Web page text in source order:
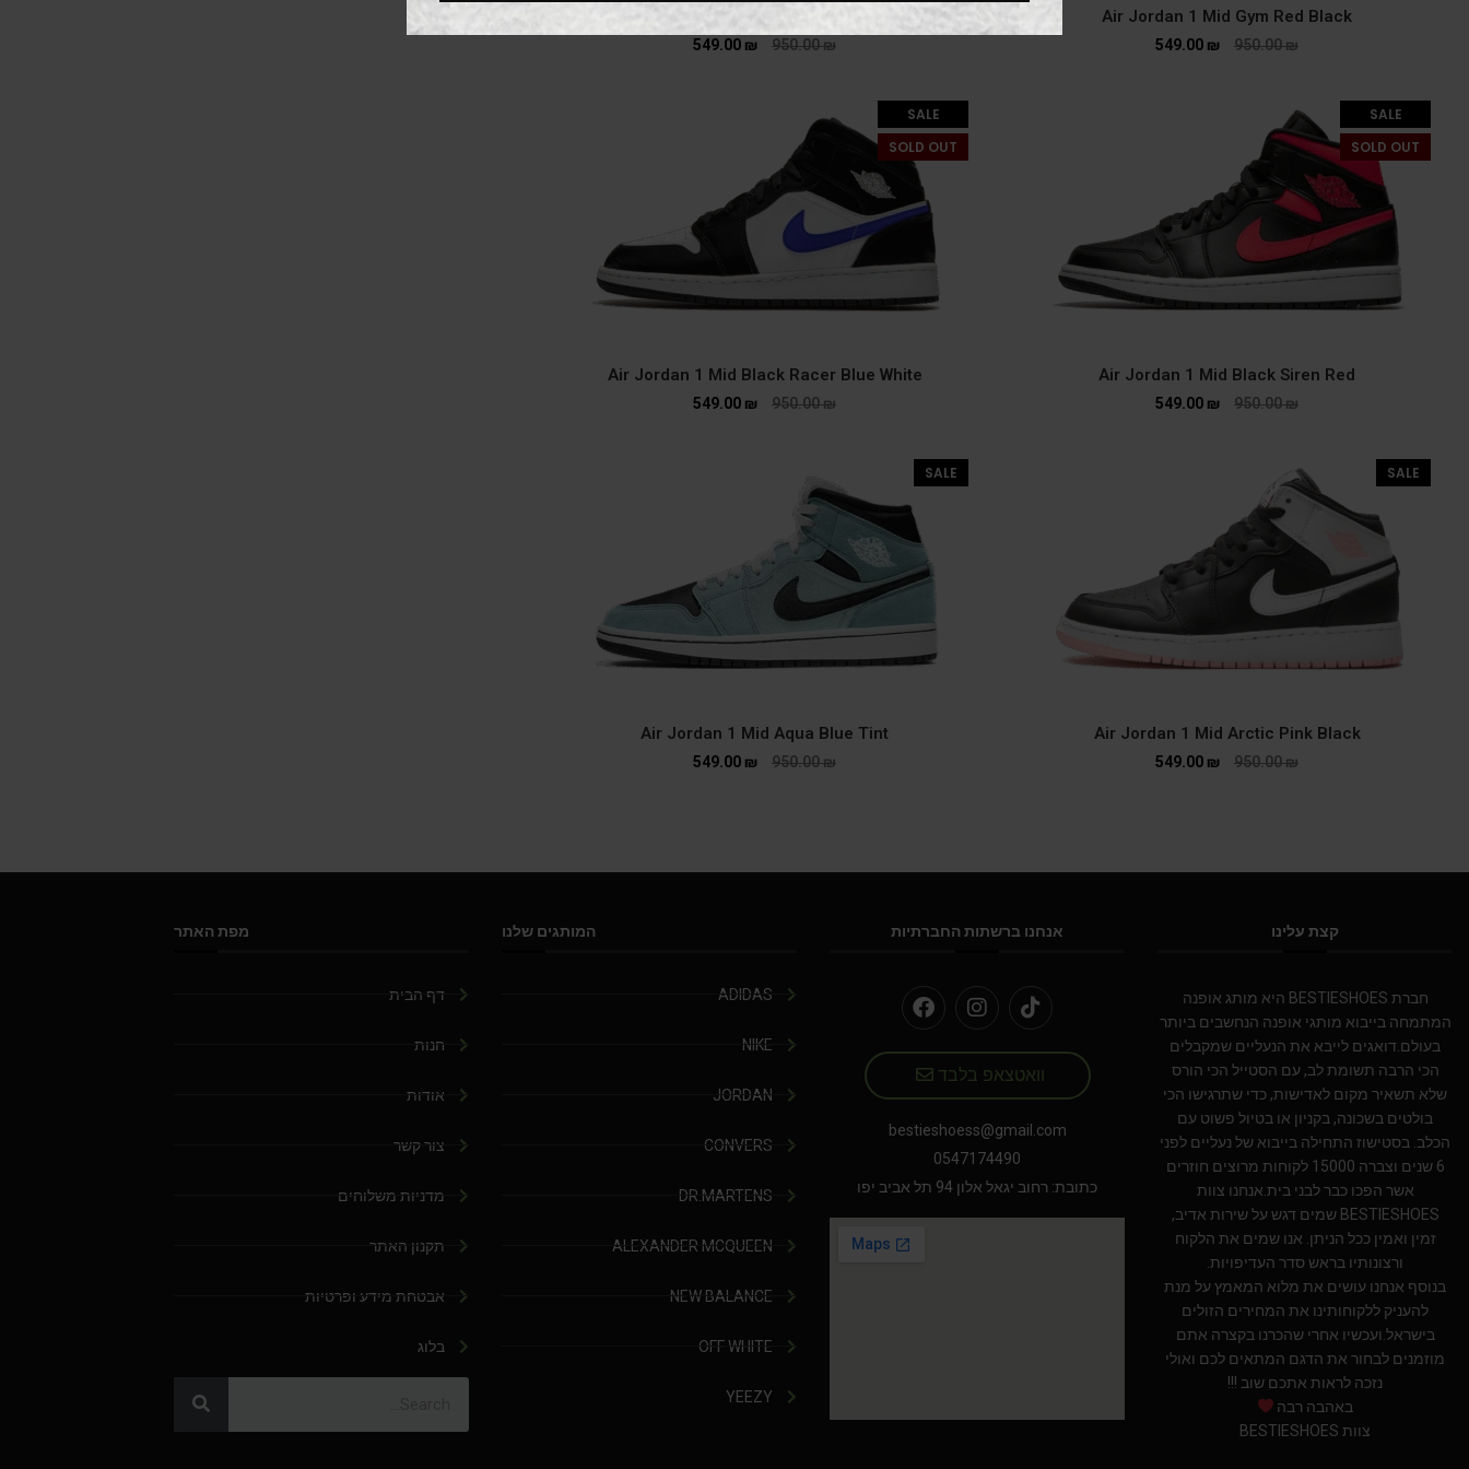
Air Jordan 1 Mid Gym Red Black
950.00₪
549.00 ₪
Air Jordan 1 Mid Champ Colors
950.00₪
549.00 ₪
SALE
SOLD OUT
Air Jordan 1 Mid Black Siren Red
950.00₪
549.00 ₪
SALE
SOLD OUT
Air Jordan 1 Mid Black Racer Blue White
950.00₪
549.00 ₪
SALE
Air Jordan 1 Mid Arctic Pink Black
950.00₪
549.00 ₪
SALE
Air Jordan 1 Mid Aqua Blue Tint
950.00₪
549.00 ₪
קצת עלינו
חברת BESTIESHOES היא מותג אופנה
המתמחה בייבוא מותגי אופנה הנחשבים ביותר
בעולם.דואגים לייבא את הנעליים שמקבלים
הכי הרבה תשומת לב, עם הסטייל הכי הורס
שלא תשאיר מקום לאדישות, כדי שתרגישו הכי
בולטים בשכונה, בקניון או בטיול פשוט עם
הכלב. בסטישוז התחילה בייבוא של נעליים לפני
6 שנים וצברה 15000 לקוחות מרוצים חוזרים
אשר הפכו כבר לבני בית.אנחנו צוות
BESTIESHOES שמים דגש על שירות אדיב,
זמין ואמין ככל הניתן. אנו שמים את הלקוח
ורצונותיו בראש סדר העדיפויות.
בנוסף אנחנו עושים את מלוא המאמץ על מנת
להעניק ללקוחותינו את המחירים הזולים
בישראל.ועכשיו אחרי שהכרנו בקצרה אתם
מוזמנים לבחור את הדגם המתאים לכם ואולי
נזכה לראות אתכם שוב !!!
באהבה רבה
צוות BESTIESHOES
אנחנו ברשתות החברתיות
וואטצאפ בלבד
bestieshoess@gmail.com
0547174490
כתובת: רחוב יגאל אלון 94 תל אביב יפו
המותגים שלנו
ADIDAS
NIKE
JORDAN
CONVERS
DR.MARTENS
ALEXANDER MCQUEEN
NEW BALANCE
OFF WHITE
YEEZY
מפת האתר
דף הבית
חנות
אודות
צור קשר
מדניות משלוחים
תקנון האתר
אבטחת מידע ופרטיות
בלוג